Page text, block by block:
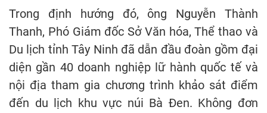
Trong định hướng đó, ông Nguyễn Thành
Thanh, Phó Giám đốc Sở Văn hóa, Thể thao và
Du lịch tỉnh Tây Ninh đã dẫn đầu đoàn gồm đại
diện gần 40 doanh nghiệp lữ hành quốc tế và
nội địa tham gia chương trình khảo sát điểm
đến du lịch khu vực núi Bà Đen. Không đơn